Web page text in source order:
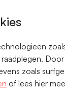
zoals
of lees hier